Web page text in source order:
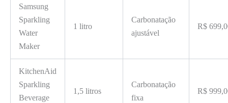
Samsung
Sparkling
Water
Maker
1 litro
Carbonatação
ajustável
R$
KitchenAid
Sparkling
Beverage
1,5 litros
Carbonatação
fixa
R$